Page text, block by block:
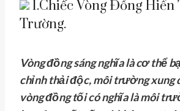
1.Chiếc Vòng Đồng
Trường.
Vòng đồng sáng nghĩa là cơ thể
chỉnh thải độc, môi trường xung
vòng đồng tối có nghĩa là môi